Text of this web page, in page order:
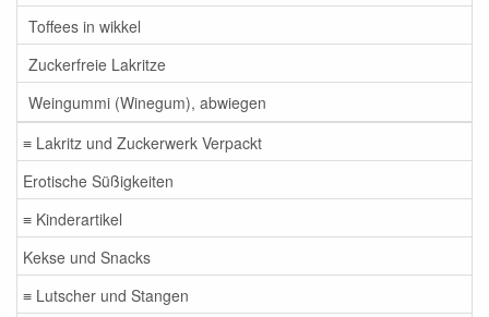
Toffees in wikkel
Zuckerfreie Lakritze
Weingummi (Winegum), abwiegen
≡ Lakritz und Zuckerwerk Verpackt
Erotische Süßigkeiten
≡ Kinderartikel
Kekse und Snacks
≡ Lutscher und Stangen